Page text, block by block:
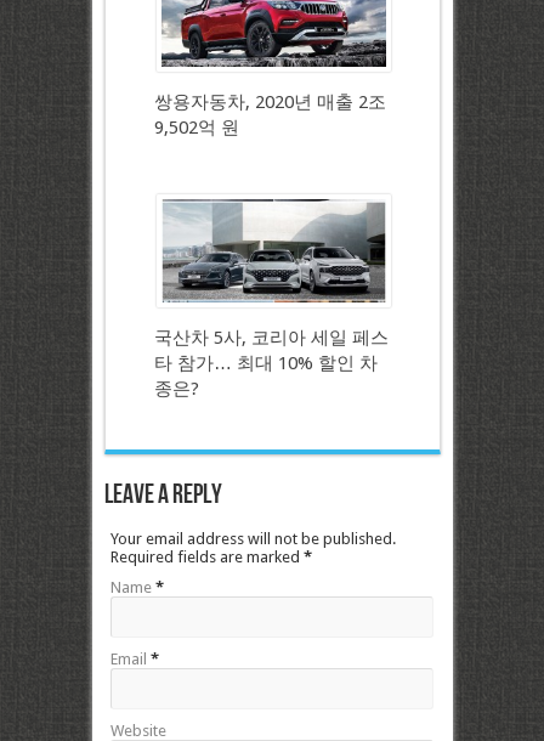
쌍용자동차, 2020년 매출 2조
9,502억 원
국산차 5사, 코리아 세일 페스
타 참가… 최대 10% 할인 차
종은?
Leave a Reply
Your email address will not be published.
Required fields are marked *
Name *
Email *
Website